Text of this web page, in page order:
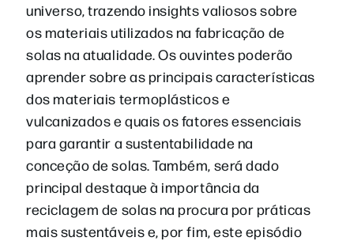
universo, trazendo insights valiosos sobre
os materiais utilizados na fabricação de
solas na atualidade. Os ouvintes poderão
aprender sobre as principais características
dos materiais termoplásticos e
vulcanizados e quais os fatores essenciais
para garantir a sustentabilidade na
conceção de solas. Também, será dado
principal destaque à importância da
reciclagem de solas na procura por práticas
mais sustentáveis e, por fim, este episódio